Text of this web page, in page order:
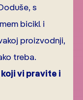
s
bicikl i
proizvodnji,
treba.
vi pravite i